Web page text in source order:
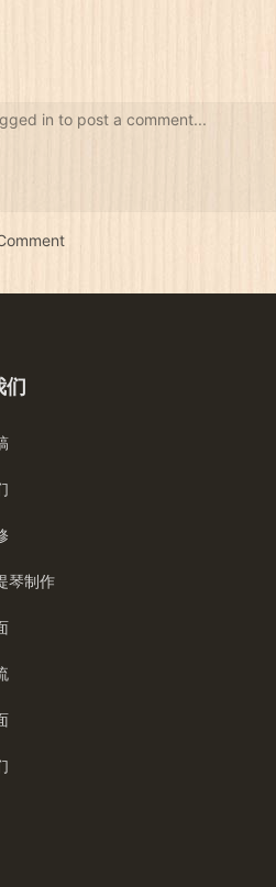
in to post a comment...
们
琴制作